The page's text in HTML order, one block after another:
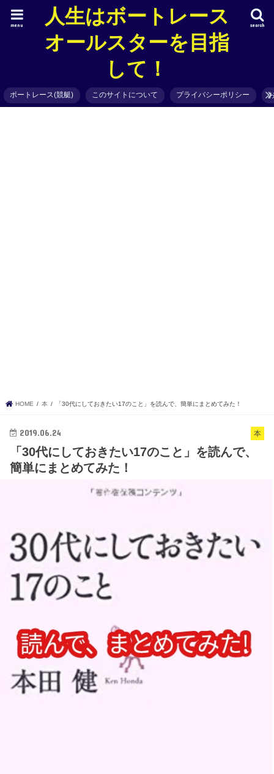
人生はボートレース
オールスターを目指
して！
search
menu
ボートレース(競艇) このサイトについて プライバシーポリシー
HOME 本 「30代にしておきたい17のこと」を読んで、簡単にまとめてみた！
本
2019.06.24
「30代にしておきたい17のこと」を読んで、
簡単にまとめてみた！